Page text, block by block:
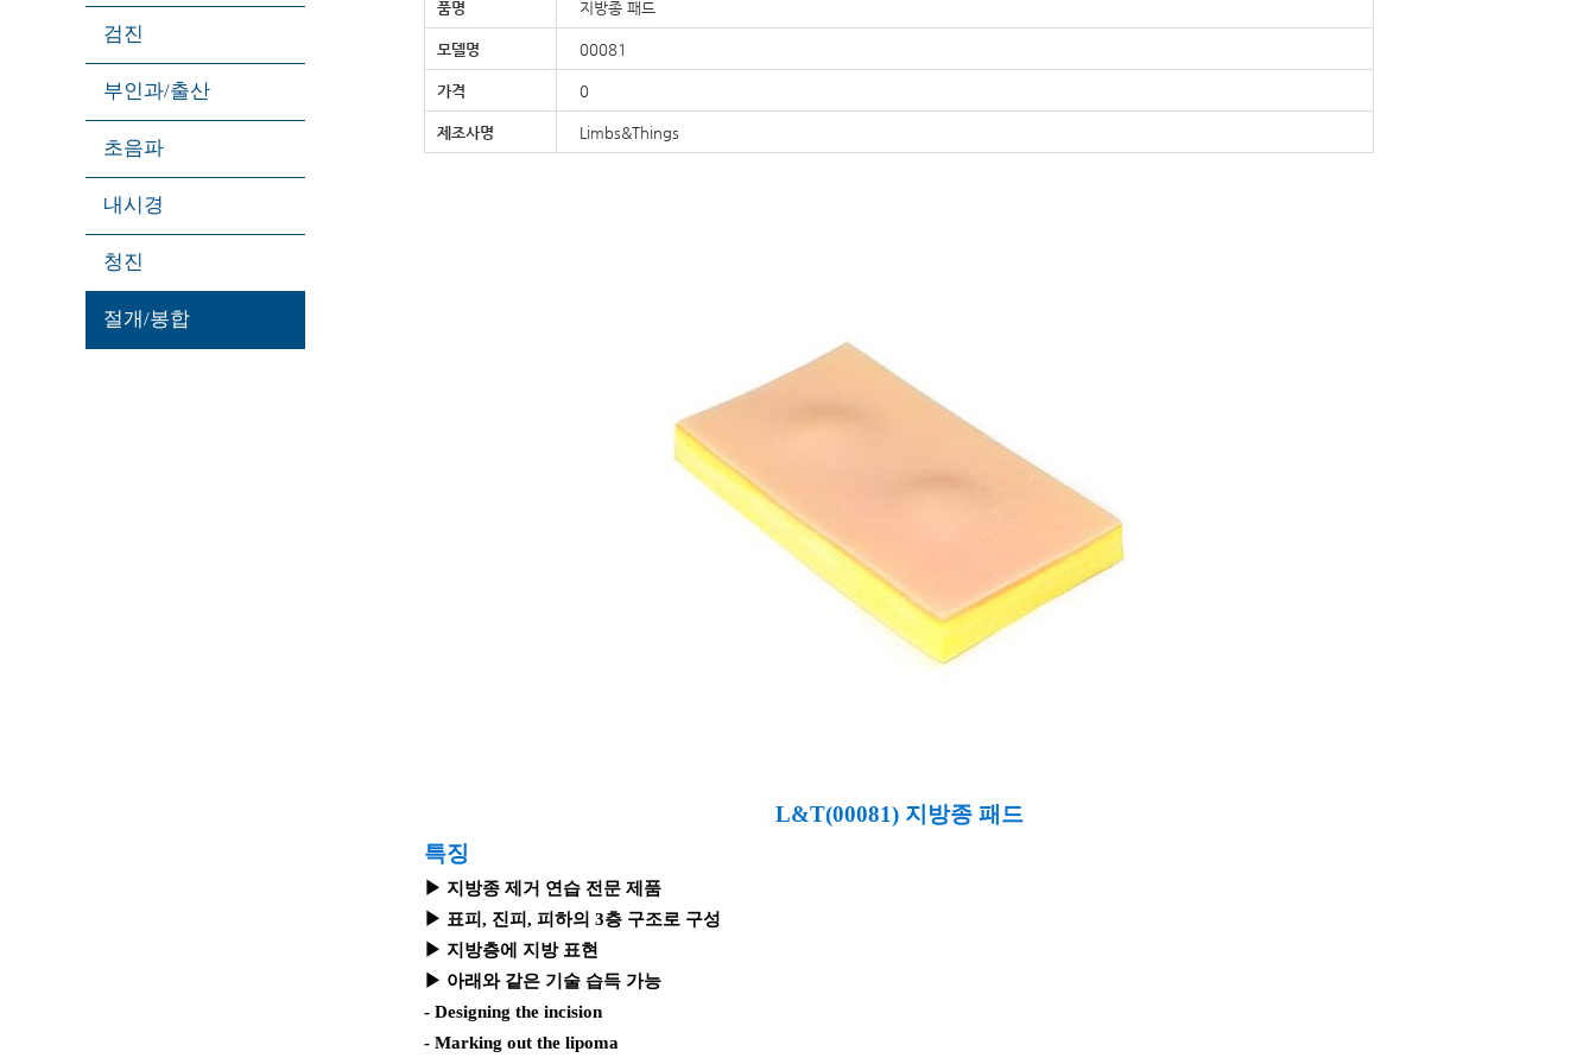
검진
부인과/출산
초음파
내시경
청진
절개/봉합
품명 지방종 패드
모델명 00081
가격 0
제조사명 Limbs&Things
L&T(00081) 지방종 패드
특징
▶ 지방종 제거 연습 전문 제품
▶ 표피, 진피, 피하의 3층 구조로 구성
▶ 지방층에 지방 표현
▶ 아래와 같은 기술 습득 가능
- Designing the incision
- Marking out the lipoma